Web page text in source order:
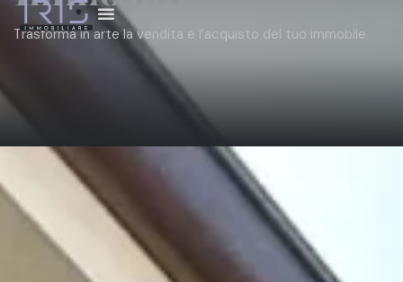
Trasforma in arte la vendita e l’acquisto del tuo immobile